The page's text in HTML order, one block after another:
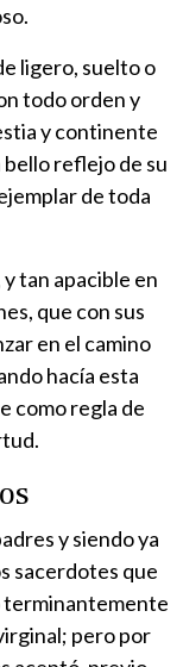
ligero, suelto o
todo orden y
y continente
reflejo de su
de toda
y tan apacible en
que con sus
en el camino
hacía esta
como regla de
y siendo ya
sacerdotes que
terminantemente
pero por